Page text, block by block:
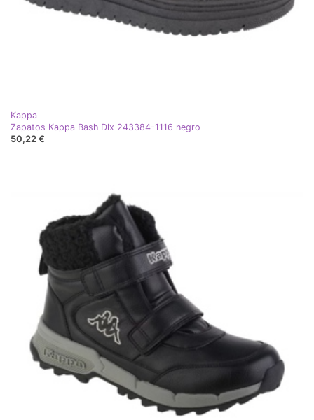
Kappa
Zapatos Kappa Bash Dlx 243384-1116 negro
50,22 €